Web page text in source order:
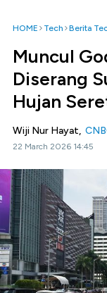
HOME Tech Berita
Muncul
Diserang
Hujan
Wiji Nur Hayat,
22 March 2026 14:45